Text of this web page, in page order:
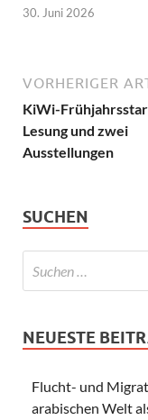
30. Juni 2026
VORHERIGER
KiWi-
Lesung und zwei
Ausstellungen
SUCHEN
NEUESTE
Flucht- und
arabischen Welt